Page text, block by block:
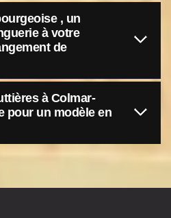
, un
à votre
de
à Colmar-
pour un modèle en